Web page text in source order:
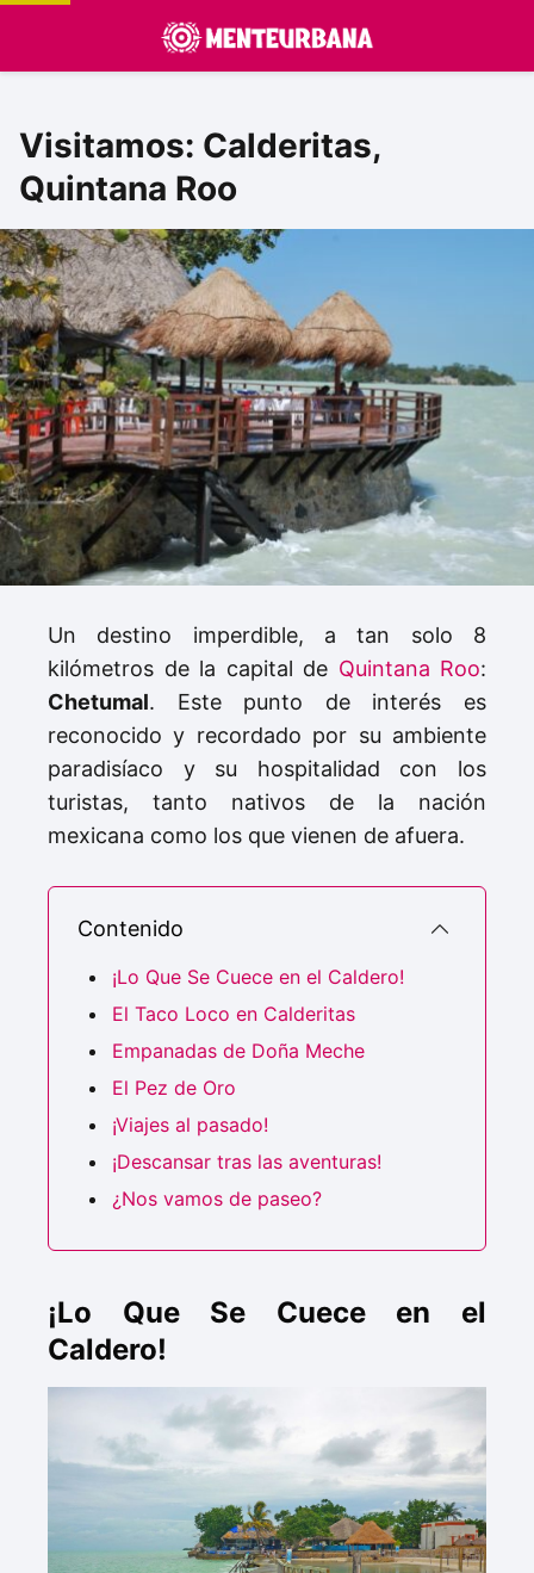
Visitamos: Calderitas,
Quintana Roo
Un destino imperdible, a tan solo 8
kilómetros de la capital de Quintana Roo:
Chetumal. Este punto de interés es
reconocido y recordado por su ambiente
paradisíaco y su hospitalidad con los
turistas, tanto nativos de la nación
mexicana como los que vienen de afuera.
Contenido
¡Lo Que Se Cuece en el Caldero!
El Taco Loco en Calderitas
Empanadas de Doña Meche
El Pez de Oro
¡Viajes al pasado!
¡Descansar tras las aventuras!
¿Nos vamos de paseo?
¡Lo Que Se Cuece en el
Caldero!